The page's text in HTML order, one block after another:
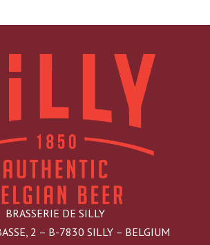
BRASSERIE DE SILLY
2 – B-7830 SILLY – BELGIUM